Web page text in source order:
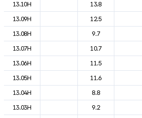
13.10H
13.8
13.09H
12.5
13.08H
9.7
13.07H
10.7
13.06H
11.5
13.05H
11.6
13.04H
8.8
13.03H
9.2